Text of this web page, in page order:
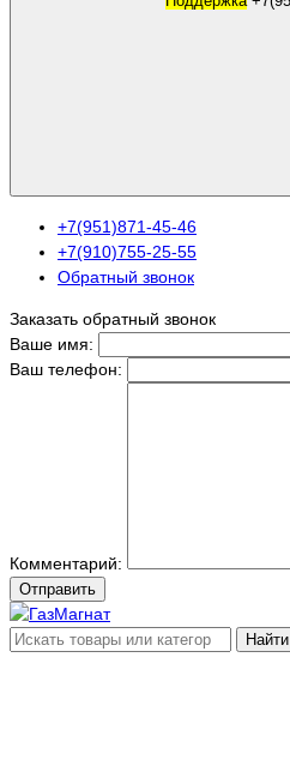
+7(951)871-45-46
+7(910)755-25-55
Обратный звонок
Заказать обратный звонок
Ваше имя:
Ваш телефон:
Комментарий:
Отправить
Найти